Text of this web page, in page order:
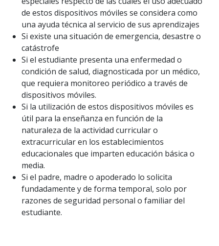
de estos dispositivos móviles se considera como
una ayuda técnica al servicio de sus aprendizajes
Si existe una situación de emergencia, desastre o
catástrofe
Si el estudiante presenta una enfermedad o
condición de salud, diagnosticada por un médico,
que requiera monitoreo periódico a través de
dispositivos móviles.
Si la utilización de estos dispositivos móviles es
útil para la enseñanza en función de la
naturaleza de la actividad curricular o
extracurricular en los establecimientos
educacionales que imparten educación básica o
media.
Si el padre, madre o apoderado lo solicita
fundadamente y de forma temporal, solo por
razones de seguridad personal o familiar del
estudiante.